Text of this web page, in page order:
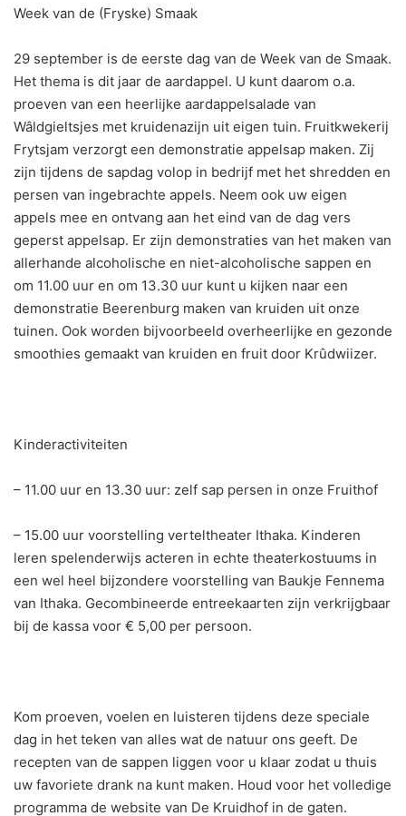
Week van de (Fryske) Smaak
29 september is de eerste dag van de Week van de Smaak.
Het thema is dit jaar de aardappel. U kunt daarom o.a.
proeven van een heerlijke aardappelsalade van
Wâldgieltsjes met kruidenazijn uit eigen tuin. Fruitkwekerij
Frytsjam verzorgt een demonstratie appelsap maken. Zij
zijn tijdens de sapdag volop in bedrijf met het shredden en
persen van ingebrachte appels. Neem ook uw eigen
appels mee en ontvang aan het eind van de dag vers
geperst appelsap. Er zijn demonstraties van het maken van
allerhande alcoholische en niet-alcoholische sappen en
om 11.00 uur en om 13.30 uur kunt u kijken naar een
demonstratie Beerenburg maken van kruiden uit onze
tuinen. Ook worden bijvoorbeeld overheerlijke en gezonde
smoothies gemaakt van kruiden en fruit door Krûdwiizer.
Kinderactiviteiten
– 11.00 uur en 13.30 uur: zelf sap persen in onze Fruithof
– 15.00 uur voorstelling verteltheater Ithaka. Kinderen
leren spelenderwijs acteren in echte theaterkostuums in
een wel heel bijzondere voorstelling van Baukje Fennema
van Ithaka. Gecombineerde entreekaarten zijn verkrijgbaar
bij de kassa voor € 5,00 per persoon.
Kom proeven, voelen en luisteren tijdens deze speciale
dag in het teken van alles wat de natuur ons geeft. De
recepten van de sappen liggen voor u klaar zodat u thuis
uw favoriete drank na kunt maken. Houd voor het volledige
programma de website van De Kruidhof in de gaten.